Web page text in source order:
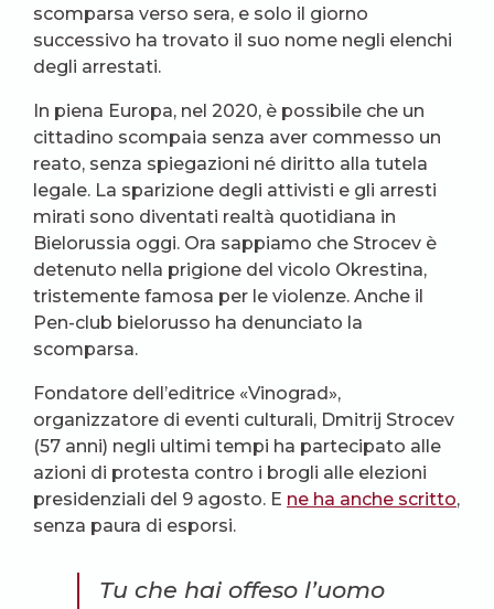
scomparsa verso sera, e solo il giorno
successivo ha trovato il suo nome negli elenchi
degli arrestati.
In piena Europa, nel 2020, è possibile che un
cittadino scompaia senza aver commesso un
reato, senza spiegazioni né diritto alla tutela
legale. La sparizione degli attivisti e gli arresti
mirati sono diventati realtà quotidiana in
Bielorussia oggi. Ora sappiamo che Strocev è
detenuto nella prigione del vicolo Okrestina,
tristemente famosa per le violenze. Anche il
Pen-club bielorusso ha denunciato la
scomparsa.
Fondatore dell’editrice «Vinograd»,
organizzatore di eventi culturali, Dmitrij Strocev
(57 anni) negli ultimi tempi ha partecipato alle
azioni di protesta contro i brogli alle elezioni
presidenziali del 9 agosto. E ne ha anche scritto,
senza paura di esporsi.
Tu che hai offeso l’uomo